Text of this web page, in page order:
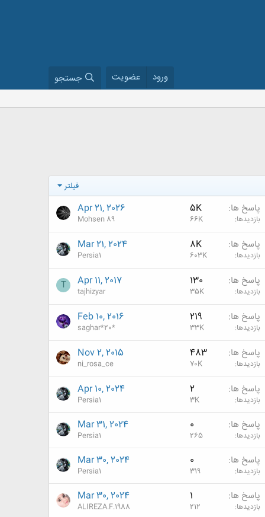
ورود عضویت جستجو
فیلتر
پاسخ ها 5K
بازدیدها 66K
Apr 21, 2026
Mohsen 89
پاسخ ها 8K
بازدیدها 603K
Mar 21, 2024
Persia1
پاسخ ها 130
بازدیدها 35K
Apr 11, 2017
tajhizyar
T
پاسخ ها 219
بازدیدها 33K
Feb 10, 2016
saghar*20*
پاسخ ها 483
بازدیدها 70K
Nov 2, 2015
ni_rosa_ce
پاسخ ها 2
بازدیدها 3K
Apr 10, 2024
Persia1
پاسخ ها 0
بازدیدها 265
Mar 31, 2024
Persia1
پاسخ ها 0
بازدیدها 319
Mar 30, 2024
Persia1
پاسخ ها 1
بازدیدها 212
Mar 30, 2024
ALIREZA.F.1988